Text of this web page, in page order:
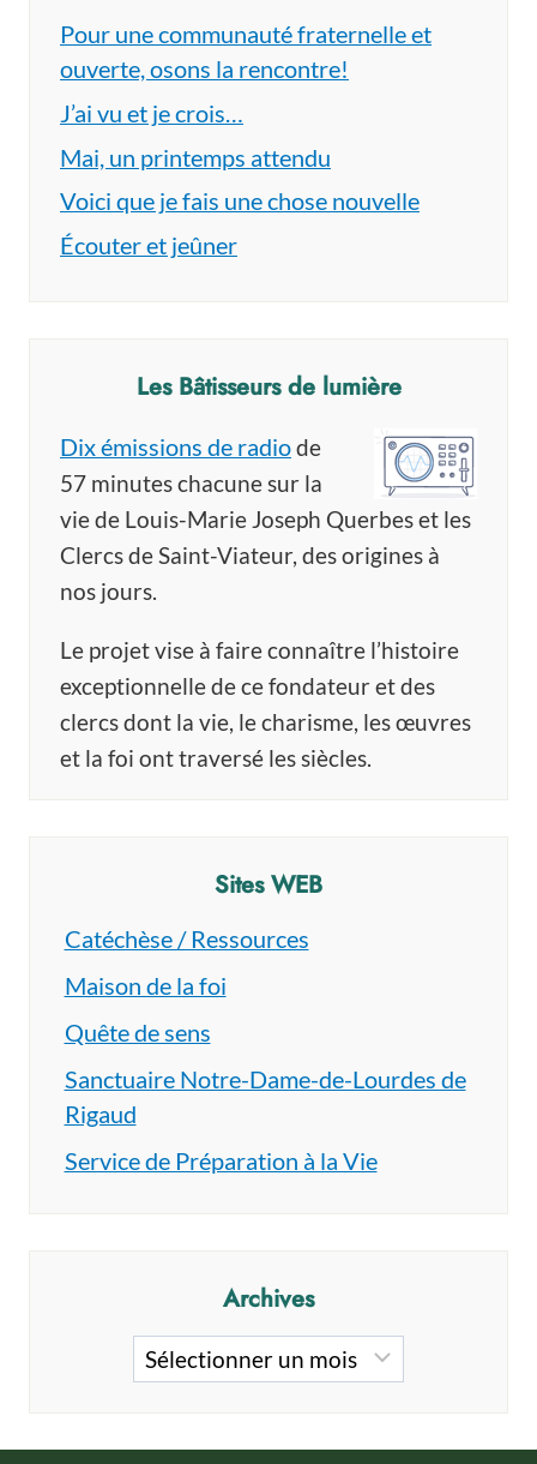
Pour une communauté fraternelle et
ouverte, osons la rencontre!
J’ai vu et je crois…
Mai, un printemps attendu
Voici que je fais une chose nouvelle
Écouter et jeûner
Les Bâtisseurs de lumière
Dix émissions de radiode
57 minutes chacune sur la
vie de Louis-Marie Joseph Querbes et les
Clercs de Saint-Viateur, des origines à
nos jours.
Le projet vise à faire connaître l’histoire
exceptionnelle de ce fondateur et des
clercs dont la vie, le charisme, les œuvres
et la foi ont traversé les siècles.
Sites WEB
Catéchèse / Ressources
Maison de la foi
Quête de sens
Sanctuaire Notre-Dame-de-Lourdes de
Rigaud
Service de Préparation à la Vie
Archives
Archives